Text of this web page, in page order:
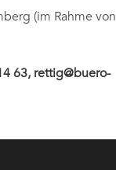
(im Rahme von
63, rettig@buero-